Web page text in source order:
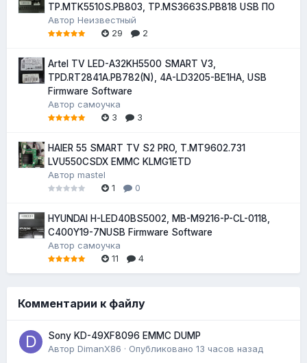
TP.MTK5510S.PB803, TP.MS3663S.PB818 USB ПО
Автор Неизвестный
29
2
Artel TV LED-A32KH5500 SMART V3,
TPD.RT2841A.PB782(N), 4A-LD3205-BE1HA, USB
Firmware Software
Автор самоучка
3
3
HAIER 55 SMART TV S2 PRO, T.MT9602.731
LVU550CSDX EMMC KLMG1ETD
Автор mastel
1
0
HYUNDAI H-LED40BS5002, MB-M9216-P-CL-0118,
C400Y19-7NUSB Firmware Software
Автор самоучка
11
4
Комментарии к файлу
Sony KD-49XF8096 EMMC DUMP
Автор DimanX86 · Опубликовано 13 часов назад